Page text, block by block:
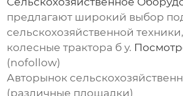
предлагают широкий выбор
сельскохозяйственной
колесные трактора б у.
(nofollow)
Авторынок
(различные площадки)